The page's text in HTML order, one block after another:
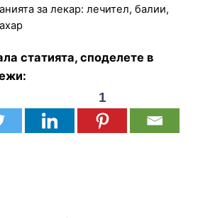
за лекар: лечител, балии,
статията, споделете в
1